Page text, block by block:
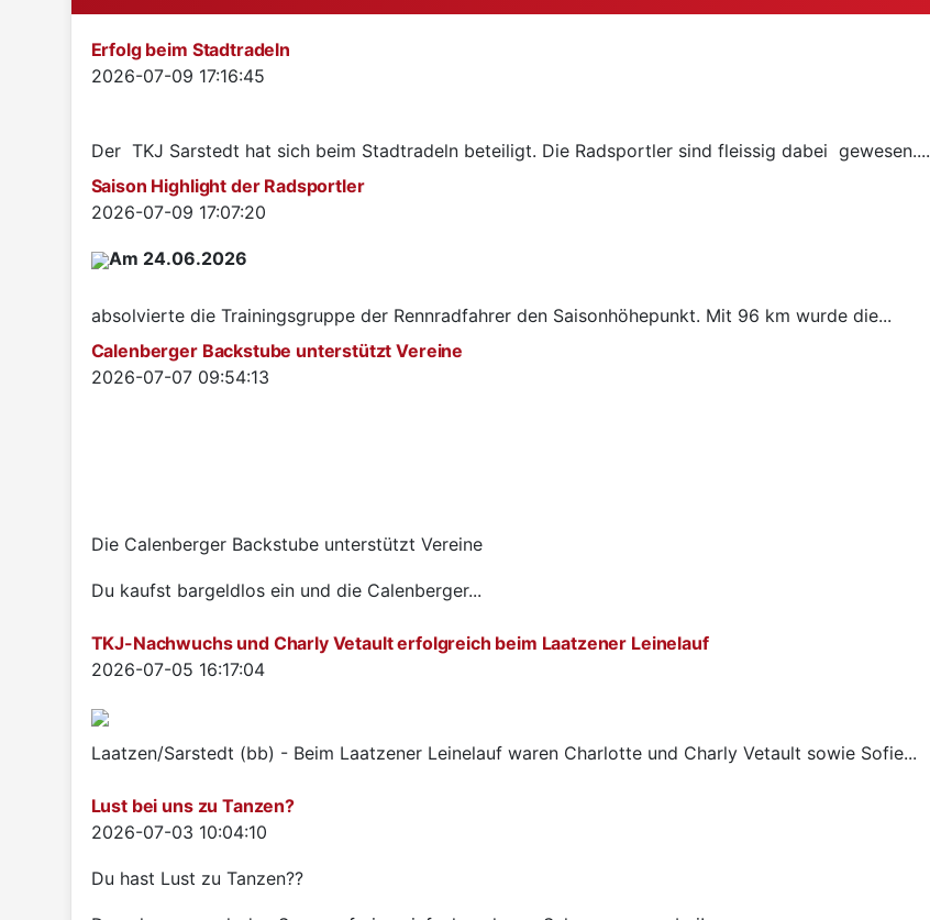
Erfolg beim Stadtradeln
Details
2026-07-09 17:16:45
Der TKJ Sarstedt hat sich beim Stadtradeln beteiligt. Die Radsportler sind fleissig dabei gewesen....
Saison Highlight der Radsportler
Details
2026-07-09 17:07:20
Am 24.06.2026
absolvierte die Trainingsgruppe der Rennradfahrer den Saisonhöhepunkt. Mit 96 km wurde die...
Calenberger Backstube unterstützt Vereine
Details
2026-07-07 09:54:13
Die Calenberger Backstube unterstützt Vereine
Du kaufst bargeldlos ein und die Calenberger...
TKJ-Nachwuchs und Charly Vetault erfolgreich beim Laatzener Leinelauf
Details
2026-07-05 16:17:04
Laatzen/Sarstedt (bb) - Beim Laatzener Leinelauf waren Charlotte und Charly Vetault sowie Sofie...
Lust bei uns zu Tanzen?
Details
2026-07-03 10:04:10
Du hast Lust zu Tanzen??